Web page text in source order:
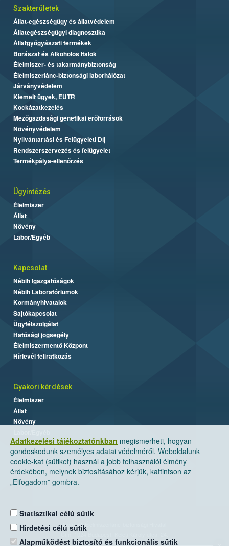
Adatkezelési tájékoztatónkban megismerheti, hogyan
gondoskodunk személyes adatai védelméről. Weboldalunk
cookie-kat (sütiket) használ a jobb felhasználói élmény
érdekében, melynek biztosításához kérjük, kattintson az
„Elfogadom” gombra.
Statisztikai célú sütik
Hirdetési célú sütik
Alapműködést biztosító és funkcionális sütik
Szakterületek
Állat-egészségügy és állatvédelem
Állategészségügyi diagnosztika
Állatgyógyászati termékek
Borászat és Alkoholos Italok
Élelmiszer- és takarmánybiztonság
Élelmiszerlánc-biztonsági laborhálózat
Járványvédelem
Kiemelt ügyek, EUTR
Kockázatkezelés
Mezőgazdasági genetikai erőforrások
Növényvédelem
Nyilvántartási és Felügyeleti Díj
Rendszerszervezés és felügyelet
Termékpálya-ellenőrzés
Ügyintézés
Élelmiszer
Állat
Növény
Labor/Egyéb
Kapcsolat
Nébih Igazgatóságok
Nébih Laboratóriumok
Kormányhivatalok
Sajtókapcsolat
Ügyfélszolgálat
Hatósági jogsegély
Élelmiszermentő Központ
Hírlevél feliratkozás
Gyakori kérdések
Élelmiszer
Állat
Növény
Nemzeti Élelmiszerlánc-biztonsági Hivatal
Levelezési cím: 1525 Budapest. Pf. 30.